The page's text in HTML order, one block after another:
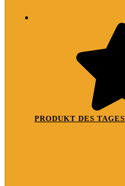
PRODUKT DES TAGES